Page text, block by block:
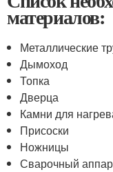
материалов:
Металлические
Дымоход
Топка
Дверца
Камни для
Присоски
Ножницы
Сварочный